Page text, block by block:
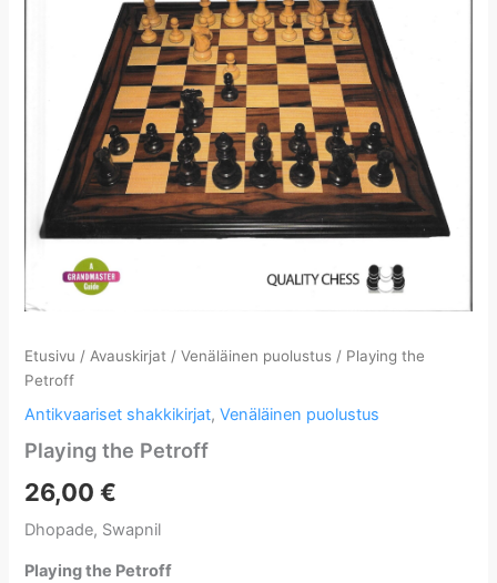
Etusivu / Avauskirjat /Venäläinen puolustus / Playing the
Petroff
Antikvaariset shakkikirjat,Venäläinen puolustus
Playing the Petroff
26,00€
Dhopade, Swapnil
Playing the Petroff